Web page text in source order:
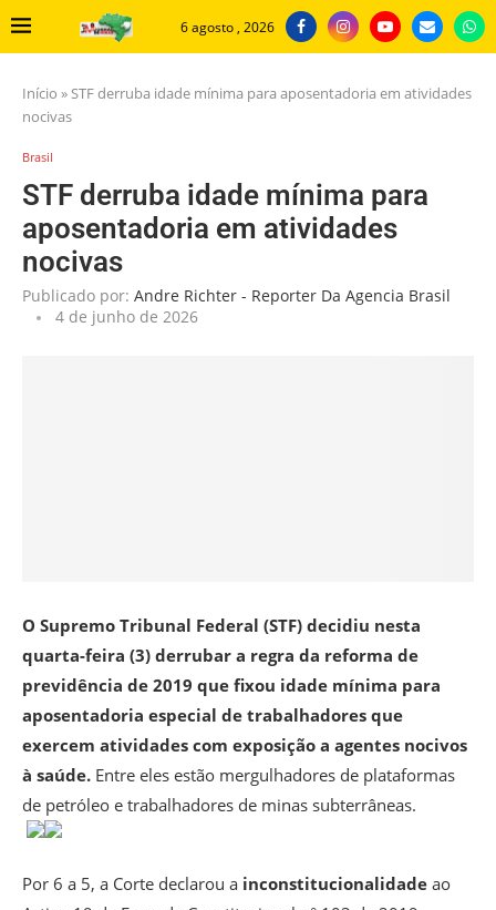
6 agosto , 2026
Início »STF derruba idade mínima para aposentadoria em atividades
nocivas
Brasil
STF derruba idade mínima para
aposentadoria em atividades
nocivas
Publicado por: Andre Richter - Reporter Da Agencia Brasil
4 de junho de 2026
O Supremo Tribunal Federal (STF) decidiu nesta
quarta-feira (3) derrubar a regra da reforma de
previdência de 2019 que fixou idade mínima para
aposentadoria especial de trabalhadores que
exercem atividades com exposição a agentes nocivos
à saúde. Entre eles estão mergulhadores de plataformas
de petróleo e trabalhadores de minas subterrâneas.
Por 6 a 5, a Corte declarou a inconstitucionalidade ao